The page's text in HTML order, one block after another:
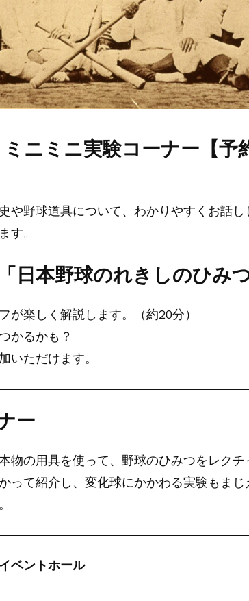
ニミニ実験コーナー【予
や野球道具について、わかりやすくお話
す。
本野球のれきしのひみつ
が楽しく解説します。（約20分）
かるかも？
いただけます。
ー
物の用具を使って、野球のひみつをレクチ
って紹介し、変化球にかかわる実験もまじ
ベントホール